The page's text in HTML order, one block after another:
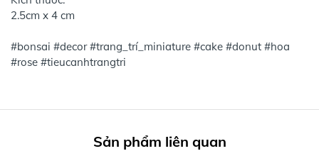
2.5cm x 4 cm
#bonsai #decor #trang_trí_miniature #cake #donut #hoa
#rose #tieucanhtrangtri
Sản phẩm liên quan